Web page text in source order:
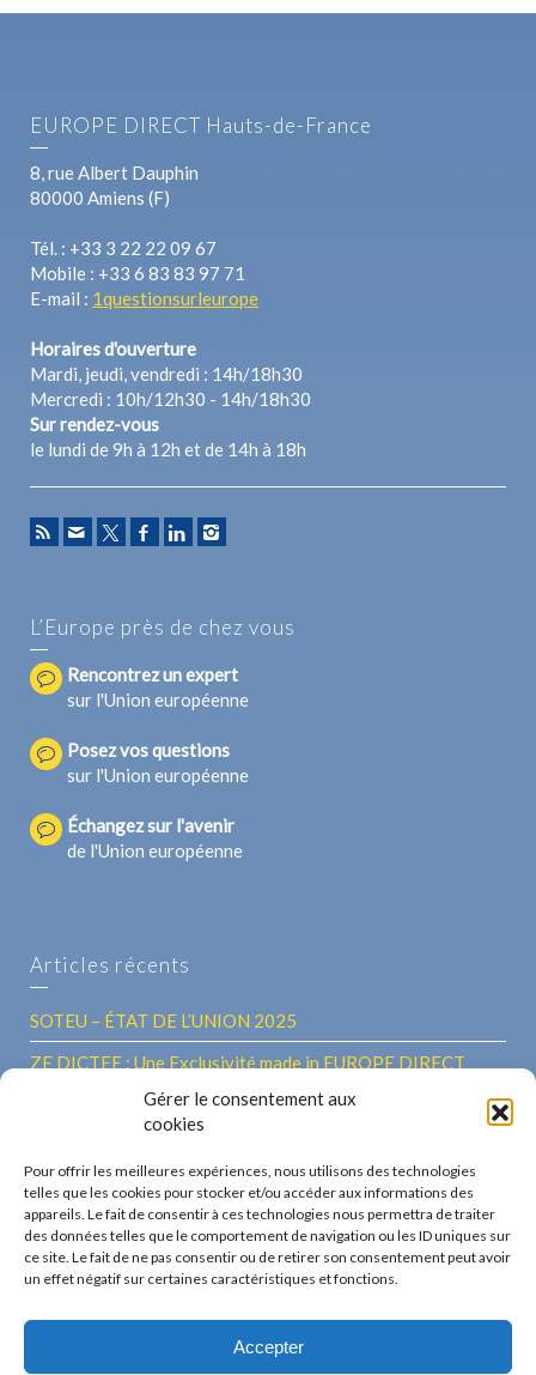
Gérer le consentement aux
cookies
Pour offrir les meilleures expériences, nous utilisons des technologies
telles que les cookies pour stocker et/ou accéder aux informations des
appareils. Le fait de consentir à ces technologies nous permettra de traiter
des données telles que le comportement de navigation ou les ID uniques sur
ce site. Le fait de ne pas consentir ou de retirer son consentement peut avoir
un effet négatif sur certaines caractéristiques et fonctions.
Accepter
EUROPE DIRECT Hauts-de-France
8, rue Albert Dauphin
80000 Amiens (F)
Tél. : +33 3 22 22 09 67
Mobile : +33 6 83 83 97 71
E-mail : 1questionsurleurope
Horaires d'ouverture
Mardi, jeudi, vendredi : 14h/18h30
Mercredi : 10h/12h30 - 14h/18h30
Sur rendez-vous
le lundi de 9h à 12h et de 14h à 18h
L’Europe près de chez vous
Rencontrez un expert
sur l'Union européenne
Posez vos questions
sur l'Union européenne
Échangez sur l'avenir
de l'Union européenne
Articles récents
SOTEU – ÉTAT DE L’UNION 2025
ZE DICTEE : Une Exclusivité made in EUROPE DIRECT
Hauts-de-France ! 14e édition – Vendredi 26 septembre
Une journée à Bruxelles pour les Lauréats de la 13ème
Édition de Ze Dictée 2024
ZE DICTEE – Le 26 septembre 2024 Journée Européenne
des Langues